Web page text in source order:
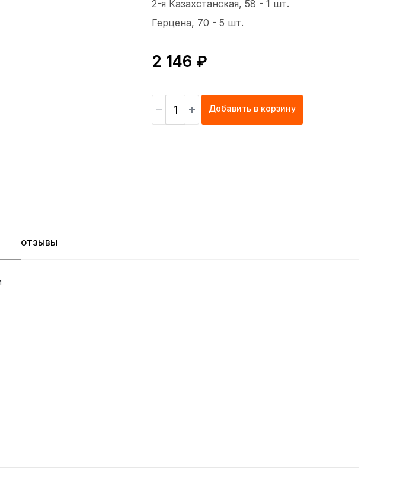
2-я Казахстанская, 58 - 1 шт.
Герцена, 70 - 5 шт.
2 146 ₽
Добавить в корзину
ОТЗЫВЫ